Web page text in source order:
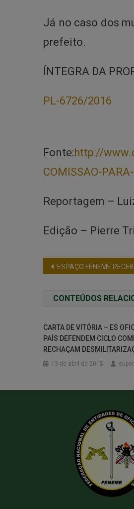
Já no caso dos
prefeito.
ÍNTEGRA DA
PL-6726/2016
Fonte:http://
COMISSAO-
Reportagem –
Edição – Pierre
ESPAÇO FENEME RECEBE VISITA DO COMANDANTE GERAL DA
CONTEÚDOS
CARTA DE VITÓRIA – ES
PAÍS DEFENDEM CICLO
RECHAÇAM
13 de abril de 2015